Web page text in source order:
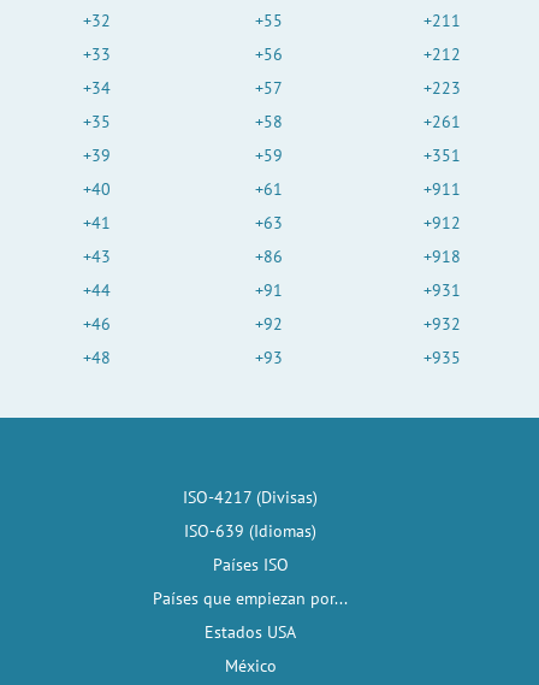
+32
+33
+34
+35
+39
+40
+41
+43
+44
+46
+48
+55
+56
+57
+58
+59
+61
+63
+86
+91
+92
+93
+211
+212
+223
+261
+351
+911
+912
+918
+931
+932
+935
ISO-4217 (Divisas)
ISO-639 (Idiomas)
Países ISO
Países que empiezan por...
Estados USA
México